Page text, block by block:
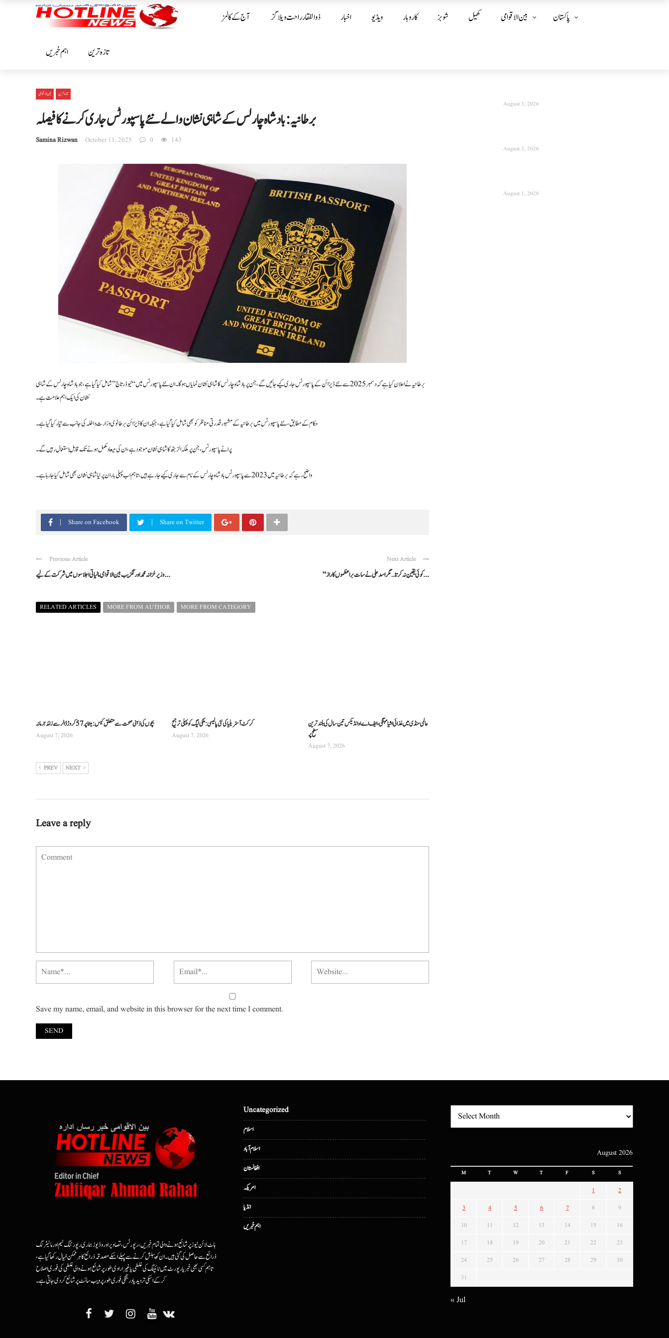
آج کے کالمز ذوالفقار راحت ویلاگز اخبار ویڈیو کاروبار شوبز کھیل بین الا قوامی پاکستان
اہم خبریں تازہ ترین
بین الا قوامی تازہ ترین
برطانیہ: بادشاہ چارلس کے شاہی نشان والے نئے پاسپورٹس جاری کرنے کا فیصلہ
Samina Rizwan October 11, 2025 0 143
برطانیہ نے اعلان کیا ہے کہ دسمبر 2025 سے نئے ڈیزائن کے پاسپورٹس جاری کیے جائیں گے، جن پر بادشاہ چارلس کا شاہی نشان نمایاں ہوگا۔ ان نئے پاسپورٹس میں “ٹیوڈر تاج” شامل کیا گیا ہے، جو بادشاہ چارلس کے شاہی
نشان کی ایک اہم علامت ہے۔
حکام کے مطابق، نئے پاسپورٹس میں برطانیہ کے مشہور قدرتی مناظر کو بھی شامل کیا گیا ہے، جبکہ ان کا ڈیزائن برطانوی وزارت داخلہ کی جانب سے تیار کیا گیا ہے۔
پرانے پاسپورٹس، جن پر ملکہ الزبتھ کا شاہی نشان موجود ہے، ان کی میعاد مکمل ہونے تک قابلِ استعمال رہیں گے۔
واضح رہے کہ برطانیہ میں 2023 سے پاسپورٹس بادشاہ چارلس کے نام سے جاری کیے جا رہے ہیں، تاہم اب پہلی بار ان پر نیا شاہی نشان بھی شامل کیا جا رہا ہے۔
Share on Facebook Share on Twitter
Previous Article
وزیر خزانہ محمد اورنگزیب بین الاقوامی مالیاتی اجلاسوں میں شرکت کے لیے ...
Next Article
“کوئی یقین نہ کرتا… مگر اسد علی نے سات براعظموں کا راز ...
RELATED ARTICLES MORE FROM AUTHOR MORE FROM CATEGORY
بچوں کی ذہنی صحت سے متعلق کیس: میٹا پر 57 کروڑ ڈالر سے زائد جرمانہ
August 7, 2026
کرکٹ آسٹریلیا کی نئی پالیسی: ملکی لیگ کو پہلی ترجیح
August 7, 2026
عالمی منڈی میں غذائی اشیا مہنگی، ایف اے او انڈیکس تین سال کی بلند ترین
سطح پر
August 7, 2026
PREV NEXT
Leave a reply
Save my name, email, and website in this browser for the next time I comment.
August 3, 2026
August 2, 2026
August 1, 2026
ہاٹ لائن نیوز پر شائع ہونے والی تمام خبریں، رپورٹس، تصاویر اور وڈیوز ہماری رپورٹنگ ٹیم اور مانیٹرنگ
ذرائع سے حاصل کی گئی ہیں۔ ان کو پبلش کرنے سے پہلے اسکے مصدقہ ذرائع کا ہرممکن خیال رکھا گیا ہے،
تاہم کسی بھی خبر یا رپورٹ میں ٹائپنگ کی غلطی یا غیرارادی طور پر شائع ہونے والی غلطی کی فوری اصلاح
کرکے اسکی تردید یا درستگی فوری طور پر ویب سائٹ پر شائع کردی جاتی ہے۔
Uncategorized
اسلام
اسلام آباد
افغانستان
امریکہ
انڈیا
اہم خبریں
August 2026
M T W T F S S
1 2
3 4 5 6 7 8 9
10 11 12 13 14 15 16
17 18 19 20 21 22 23
24 25 26 27 28 29 30
31
« Jul